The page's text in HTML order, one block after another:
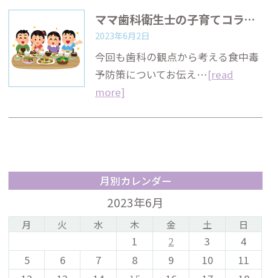
ママ歯科衛生士の子育てコラム『歯科から考える食中毒予防策3』
2023年6月2日
今回も歯科の観点から考える食中毒
予防策についてお伝え…[read
more]
月別カレンダー
2023年6月
月 火 水 木 金 土 日
1 2 3
4
5
6 7 8 9 10
11